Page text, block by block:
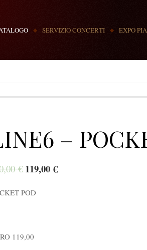
SERVIZIO CONCERTI EXPO
–
€ 119,00€
POD
119,00